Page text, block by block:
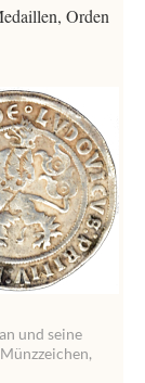
Orden
und seine